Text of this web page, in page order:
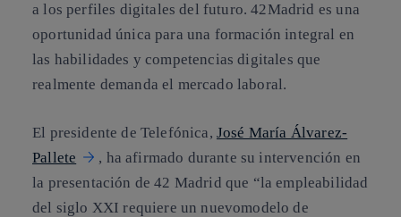
a los perfiles digitales del futuro. 42Madrid es una
oportunidad única para una formación integral en
las habilidades y competencias digitales que
realmente demanda el mercado laboral.
El presidente de Telefónica, José María Álvarez-
Pallete
, ha afirmado durante su intervención en
la presentación de 42 Madrid que “la empleabilidad
del siglo XXI requiere un nuevomodelo de